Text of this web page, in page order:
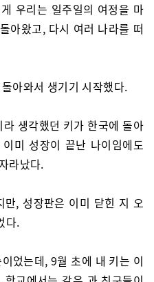
우리는 일주일의 여정을 마
아왔고, 다시 여러 나라를 떠
아와서 생기기 시작했다.
생각했던 키가 한국에 돌아
미 성장이 끝난 나이임에도
라났다.
만, 성장판은 이미 닫힌 지 오
다.
었는데, 9월 초에 내 키는 이